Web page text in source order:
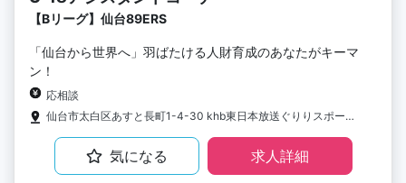
【Bリーグ】仙台89ERS
「仙台から世界へ」羽ばたける人財育成のあなたがキーマ
ン！
応相談
仙台市太白区あすと長町1-4-30 ​khb東日本放送ぐりりスポーツパークD103
気になる 求人詳細